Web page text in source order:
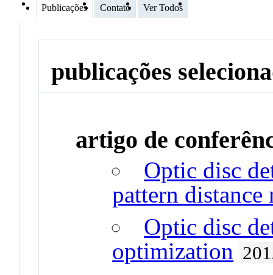
Publicações Contato Ver Todos
publicações
artigo de
Optic disc
pattern
Optic disc
optimization